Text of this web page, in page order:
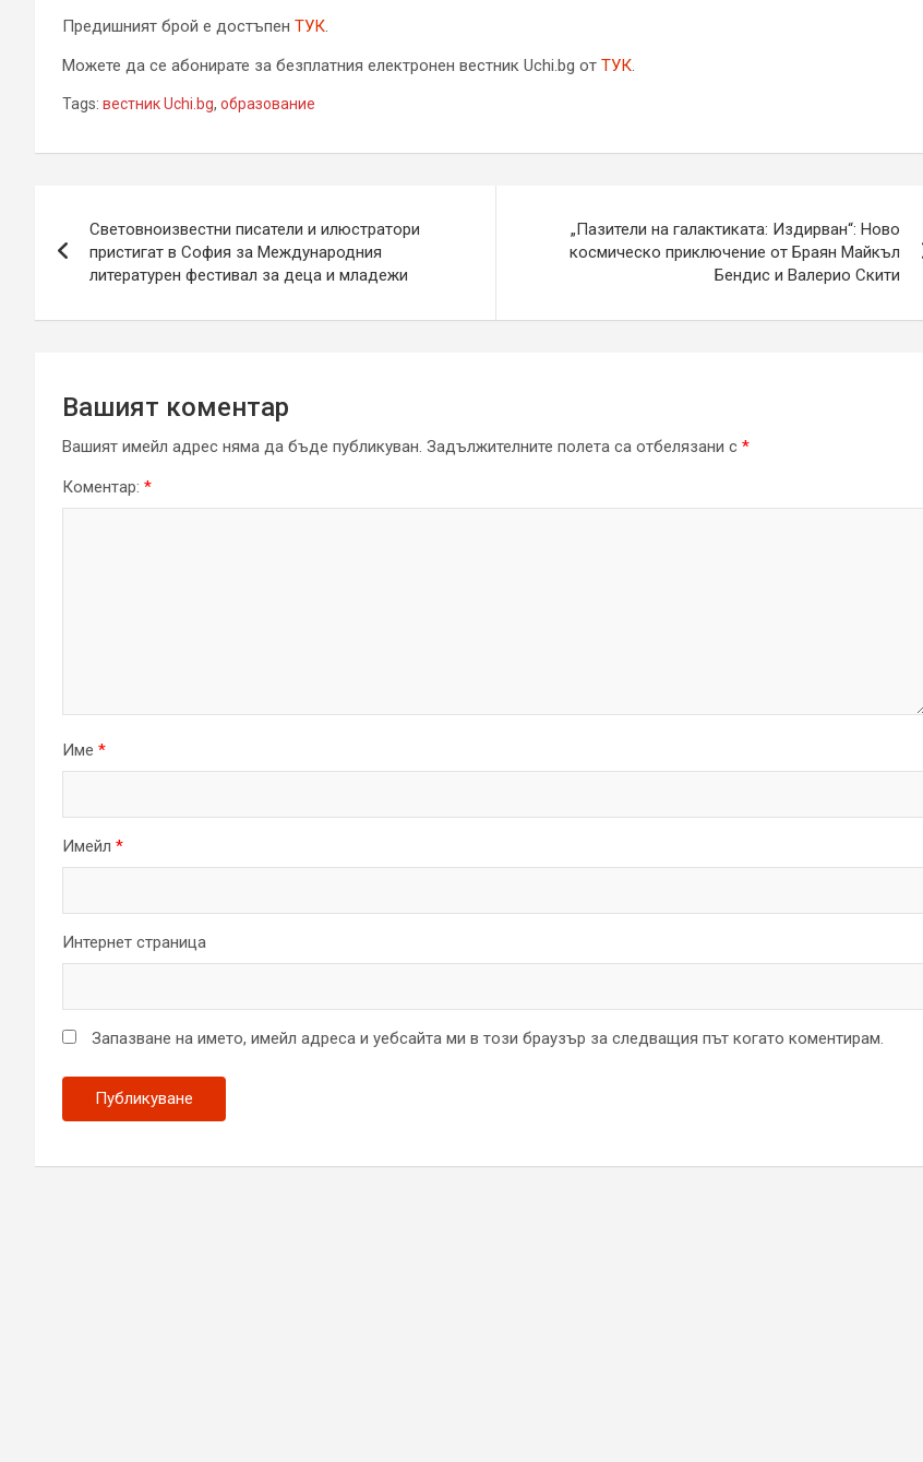
Предишният брой е достъпен ТУК.
Можете да се абонирате за безплатния електронен вестник Uchi.bg от ТУК.
Tags: вестник Uchi.bg, образование
Световноизвестни писатели и илюстратори
пристигат в София за Международния
литературен фестивал за деца и младежи
„Пазители на галактиката: Издирван“: Ново
космическо приключение от Браян Майкъл
Бендис и Валерио Скити
Вашият коментар
Вашият имейл адрес няма да бъде публикуван. Задължителните полета са отбелязани с *
Коментар: *
Име *
Имейл *
Интернет страница
Запазване на името, имейл адреса и уебсайта ми в този браузър за следващия път когато коментирам.